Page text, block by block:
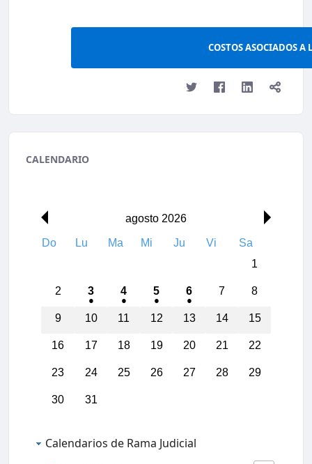
COSTOS ASOCIADOS A
CALENDARIO
agosto 2026
Do Lu Ma Mi Ju Vi
Sa
1
2 3 4 5 6 7 8
9 10 11 12 13 14 15
16 17 18 19 20 21 22
23 24 25 26 27 28 29
30 31
Calendarios de Rama Judicial
00:00
01:00